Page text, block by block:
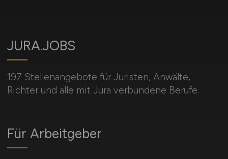
JURA.JOBS
197 Stellenangebote für Juristen, Anwälte,
Richter und alle mit Jura verbundene Berufe.
Für Arbeitgeber